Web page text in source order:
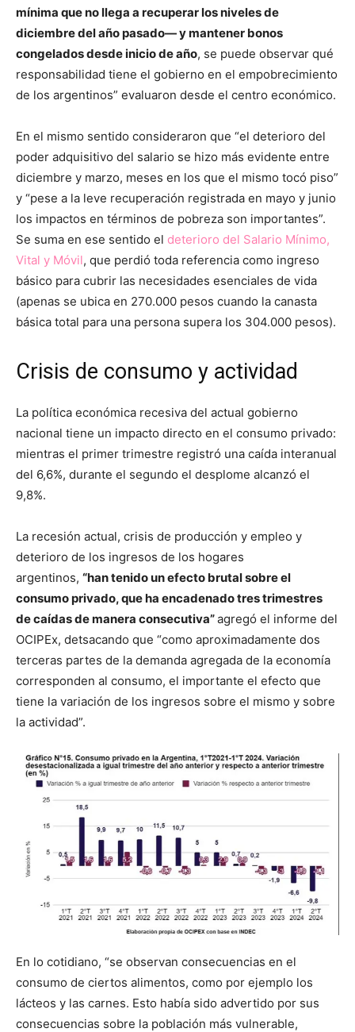
mínima que no llega a recuperar los niveles de
diciembre del año pasado— y mantener bonos
congelados desde inicio de año, se puede observar qué
responsabilidad tiene el gobierno en el empobrecimiento
de los argentinos” evaluaron desde el centro económico.
En el mismo sentido consideraron que “el deterioro del
poder adquisitivo del salario se hizo más evidente entre
diciembre y marzo, meses en los que el mismo tocó piso”
y “pese a la leve recuperación registrada en mayo y junio
los impactos en términos de pobreza son importantes”.
Se suma en ese sentido el deterioro del Salario Mínimo,
Vital y Móvil, que perdió toda referencia como ingreso
básico para cubrir las necesidades esenciales de vida
(apenas se ubica en 270.000 pesos cuando la canasta
básica total para una persona supera los 304.000 pesos).
Crisis de consumo y actividad
La política económica recesiva del actual gobierno
nacional tiene un impacto directo en el consumo privado:
mientras el primer trimestre registró una caída interanual
del 6,6%, durante el segundo el desplome alcanzó el
9,8%.
La recesión actual, crisis de producción y empleo y
deterioro de los ingresos de los hogares
argentinos, “han tenido un efecto brutal sobre el
consumo privado, que ha encadenado tres trimestres
de caídas de manera consecutiva”agregó el informe del
OCIPEx, detsacando que “como aproximadamente dos
terceras partes de la demanda agregada de la economía
corresponden al consumo, el importante el efecto que
tiene la variación de los ingresos sobre el mismo y sobre
la actividad”.
En lo cotidiano, “se observan consecuencias en el
consumo de ciertos alimentos, como por ejemplo los
lácteos y las carnes. Esto había sido advertido por sus
consecuencias sobre la población más vulnerable,